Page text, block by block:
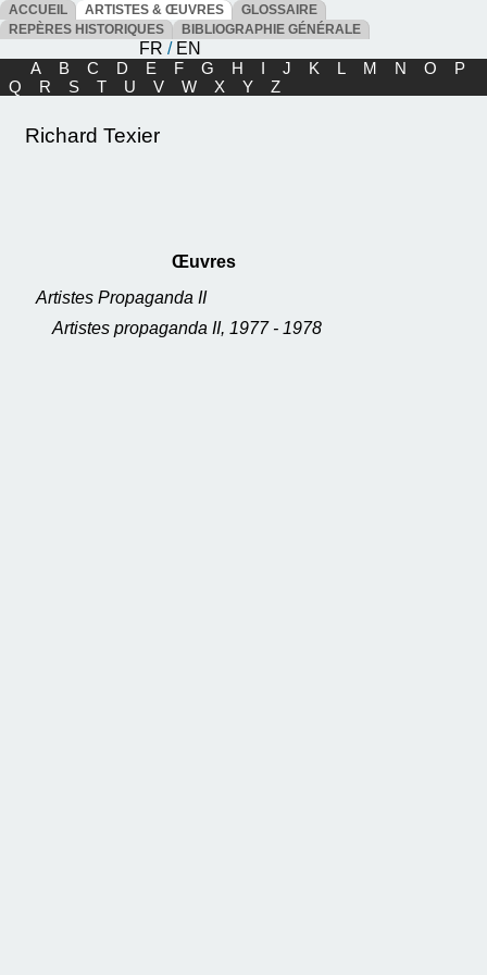
ACCUEIL ARTISTES & ŒUVRES
GLOSSAIRE
REPÈRES HISTORIQUES
BIBLIOGRAPHIE GÉNÉRALE
FR / EN
A
B C D E F G H I J K L M N O
P
Q
R S T U V W X Y Z